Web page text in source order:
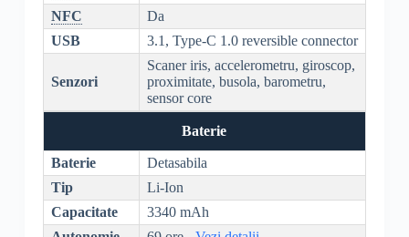
NFC
Da
USB
3.1, Type-C 1.0 reversible connector
Senzori
Scaner iris, accelerometru, giroscop,
proximitate, busola, barometru,
sensor core
Baterie
Baterie
Detasabila
Tip
Li-Ion
Capacitate
3340 mAh